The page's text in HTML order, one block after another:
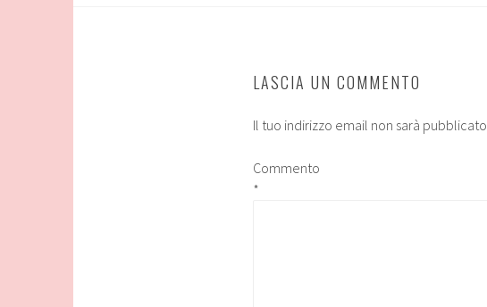
LASCIA UN COMMENTO
Il tuo indirizzo email non sarà pubblicato.
Commento
*